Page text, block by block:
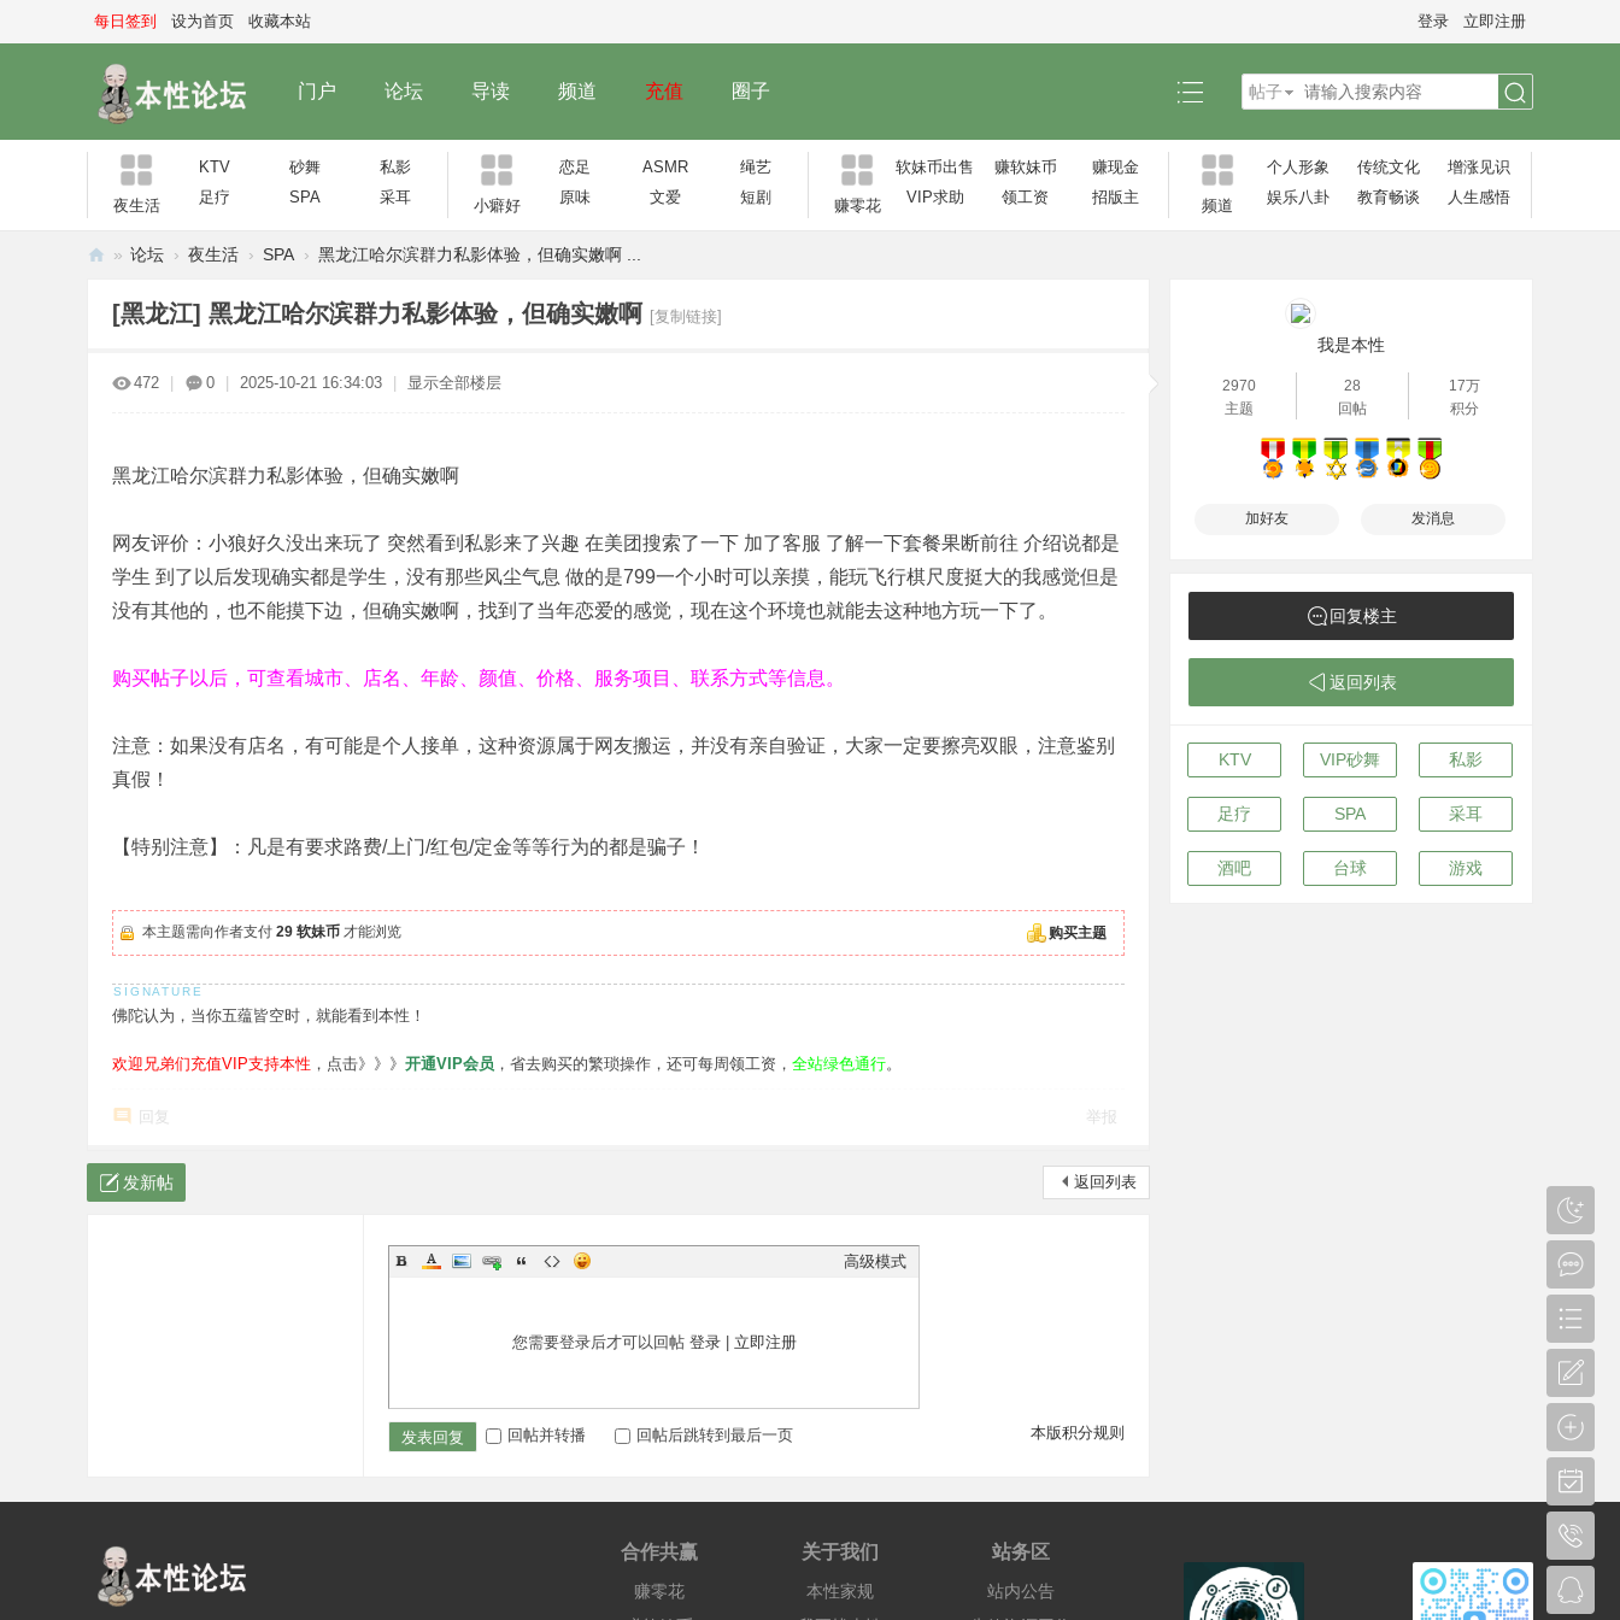
每日签到 设为首页 收藏本站 登录 立即注册
门户 论坛 导读 频道 充值 圈子 帖子
夜生活
KTV 砂舞
私影
足疗
SPA 采耳 小癖好
恋足 ASMR
绳艺
原味
文爱 短剧 赚零花
软妹币出售 赚软妹币
赚现金
VIP求助
领工资 招版主 频道
个人形象 传统文化
增涨见识‌
娱乐八卦
教育畅谈 人生感悟
» 论坛 › 夜生活 › SPA › 黑龙江哈尔滨群力私影体验，但确实嫩啊 ...
[黑龙江] 黑龙江哈尔滨群力私影体验，但确实嫩啊 [复制链接]
472 0 2025-10-21 16:34:03 显示全部楼层
黑龙江哈尔滨群力私影体验，但确实嫩啊
网友评价：小狼好久没出来玩了 突然看到私影来了兴趣 在美团搜索了一下 加了客服 了解一下套餐果断前往 介绍说都是
学生 到了以后发现确实都是学生，没有那些风尘气息 做的是799一个小时可以亲摸，能玩飞行棋尺度挺大的我感觉但是
没有其他的，也不能摸下边，但确实嫩啊，找到了当年恋爱的感觉，现在这个环境也就能去这种地方玩一下了。
购买帖子以后，可查看城市、店名、年龄、颜值、价格、服务项目、联系方式等信息。
注意：如果没有店名，有可能是个人接单，这种资源属于网友搬运，并没有亲自验证，大家一定要擦亮双眼，注意鉴别
真假！
【特别注意】：凡是有要求路费/上门/红包/定金等等行为的都是骗子！
购买主题
本主题需向作者支付 29 软妹币 才能浏览
佛陀认为，当你五蕴皆空时，就能看到本性！
欢迎兄弟们充值VIP支持本性 ，点击》》》 开通VIP会员 ，省去购买的繁琐操作，还可每周领工资， 全站绿色通行。
回复 举报
返回列表
发新帖
高级模式
您需要登录后才可以回帖 登录| 立即注册
本版积分规则
发表回复 回帖并转播 回帖后跳转到最后一页
我是本性
2970
主题
28
回帖
17万
积分
加好友 发消息
回复楼主
返回列表
KTV VIP砂舞 私影
足疗 SPA 采耳
酒吧 台球 游戏
合作共赢
赚零花
关于我们
本性家规
站务区
站内公告